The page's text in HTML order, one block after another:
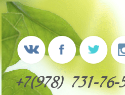
+7(978) 731-76-